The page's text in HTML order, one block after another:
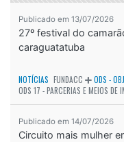
Publicado em 13/07/2026
27º festival do
caraguatatuba
NOTÍCIAS FUNDACC
ODS -
ODS 17 - PARCERIAS E MEIOS DE
Publicado em 14/07/2026
Circuito mais mulher